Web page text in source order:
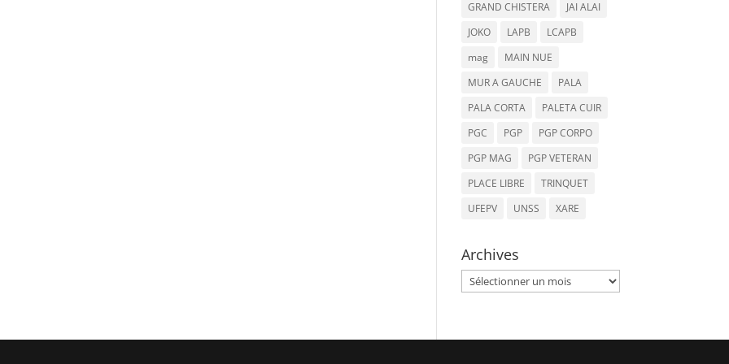
GRAND CHISTERA
JAI ALAI
JOKO
LAPB
LCAPB
mag
MAIN NUE
MUR A GAUCHE
PALA
PALA CORTA
PALETA CUIR
PGC
PGP
PGP CORPO
PGP MAG
PGP VETERAN
PLACE LIBRE
TRINQUET
UFEPV
UNSS XARE
Archives
Archives